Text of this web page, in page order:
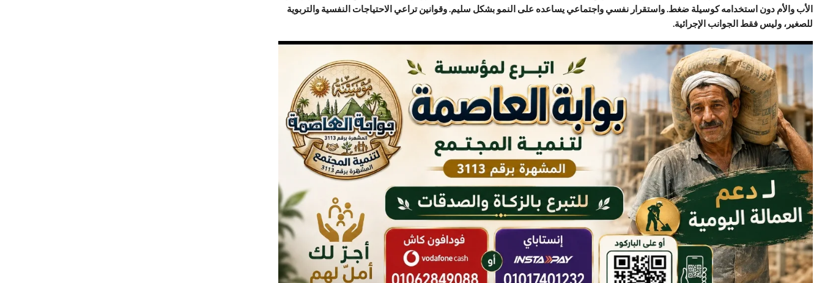
الأب والأم دون استخدامه كوسيلة ضغط. واستقرار نفسي واجتماعي يساعده على النمو بشكل سليم. وقوانين تراعي الاحتياجات النفسية والتربوية
للصغير، وليس فقط الجوانب الإجرائية.